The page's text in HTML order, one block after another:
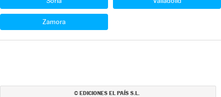
Zamora
© EDICIONES EL PAÍS S.L.